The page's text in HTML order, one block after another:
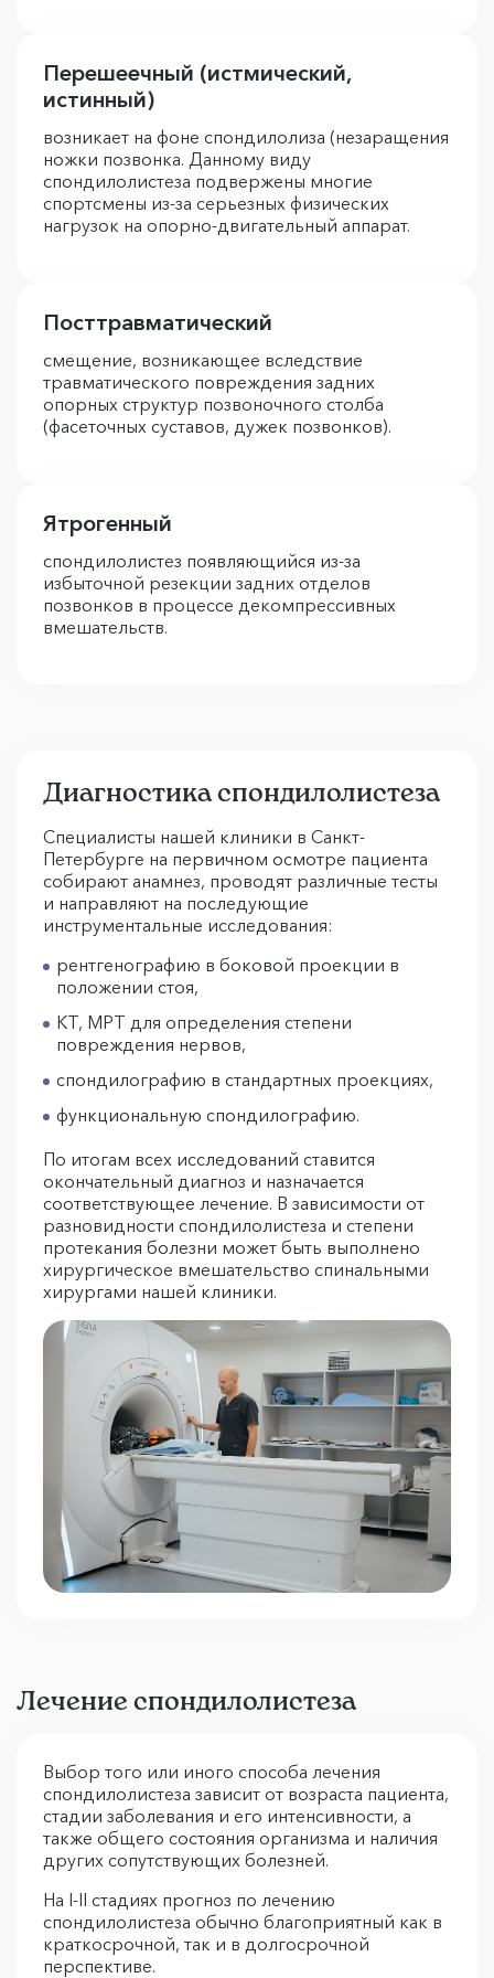
Перешеечный (истмический,
истинный)
возникает на фоне спондилолиза (незаращения
ножки позвонка. Данному виду
спондилолистеза подвержены многие
спортсмены из-за серьезных физических
нагрузок на опорно-двигательный аппарат.
Посттравматический
смещение, возникающее вследствие
травматического повреждения задних
опорных структур позвоночного столба
(фасеточных суставов, дужек позвонков).
Ятрогенный
спондилолистез появляющийся из-за
избыточной резекции задних отделов
позвонков в процессе декомпрессивных
вмешательств.
Диагностика спондилолистеза
Специалисты нашей клиники в Санкт-
Петербурге на первичном осмотре пациента
собирают анамнез, проводят различные тесты
и направляют на последующие
инструментальные исследования:
рентгенографию в боковой проекции в
положении стоя,
КТ, МРТ для определения степени
повреждения нервов,
спондилографию в стандартных проекциях,
функциональную спондилографию.
По итогам всех исследований ставится
окончательный диагноз и назначается
соответствующее лечение. В зависимости от
разновидности спондилолистеза и степени
протекания болезни может быть выполнено
хирургическое вмешательство спинальными
хирургами нашей клиники.
Лечение спондилолистеза
Выбор того или иного способа лечения
спондилолистеза зависит от возраста пациента,
стадии заболевания и его интенсивности, а
также общего состояния организма и наличия
других сопутствующих болезней.
На I-II стадиях прогноз по лечению
спондилолистеза обычно благоприятный как в
краткосрочной, так и в долгосрочной
перспективе.